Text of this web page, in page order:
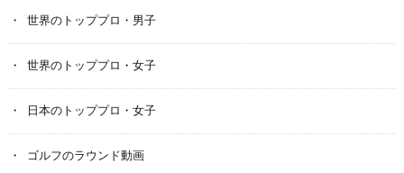
世界のトッププロ・男子
世界のトッププロ・女子
日本のトッププロ・女子
ゴルフのラウンド動画